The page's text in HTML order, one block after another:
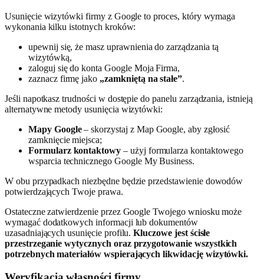
Usunięcie wizytówki firmy z Google to proces, który wymaga
wykonania kilku istotnych kroków:
upewnij się, że masz uprawnienia do zarządzania tą
wizytówką,
zaloguj się do konta Google Moja Firma,
zaznacz firmę jako „zamkniętą na stałe”.
Jeśli napotkasz trudności w dostępie do panelu zarządzania, istnieją
alternatywne metody usunięcia wizytówki:
Mapy Google– skorzystaj z Map Google, aby zgłosić
zamknięcie miejsca;
Formularz kontaktowy – użyj formularza kontaktowego
wsparcia technicznego Google My Business.
W obu przypadkach niezbędne będzie przedstawienie dowodów
potwierdzających Twoje prawa.
Ostateczne zatwierdzenie przez Google Twojego wniosku może
wymagać dodatkowych informacji lub dokumentów
uzasadniających usunięcie profilu.Kluczowe jest ścisłe
przestrzeganie wytycznych oraz przygotowanie wszystkich
potrzebnych materiałów wspierających likwidację wizytówki.